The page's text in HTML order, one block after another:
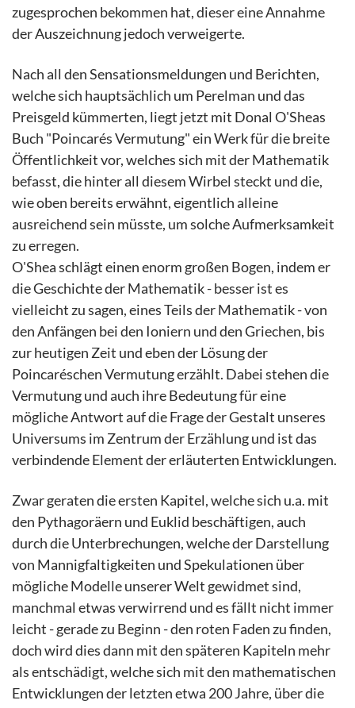
zugesprochen bekommen hat, dieser eine Annahme
der Auszeichnung jedoch verweigerte.
Nach all den Sensationsmeldungen und Berichten,
welche sich hauptsächlich um Perelman und das
Preisgeld kümmerten, liegt jetzt mit Donal O'Sheas
Buch "Poincarés Vermutung" ein Werk für die breite
Öffentlichkeit vor, welches sich mit der Mathematik
befasst, die hinter all diesem Wirbel steckt und die,
wie oben bereits erwähnt, eigentlich alleine
ausreichend sein müsste, um solche Aufmerksamkeit
zu erregen.
O'Shea schlägt einen enorm großen Bogen, indem er
die Geschichte der Mathematik - besser ist es
vielleicht zu sagen, eines Teils der Mathematik - von
den Anfängen bei den Ioniern und den Griechen, bis
zur heutigen Zeit und eben der Lösung der
Poincaréschen Vermutung erzählt. Dabei stehen die
Vermutung und auch ihre Bedeutung für eine
mögliche Antwort auf die Frage der Gestalt unseres
Universums im Zentrum der Erzählung und ist das
verbindende Element der erläuterten Entwicklungen.
Zwar geraten die ersten Kapitel, welche sich u.a. mit
den Pythagoräern und Euklid beschäftigen, auch
durch die Unterbrechungen, welche der Darstellung
von Mannigfaltigkeiten und Spekulationen über
mögliche Modelle unserer Welt gewidmet sind,
manchmal etwas verwirrend und es fällt nicht immer
leicht - gerade zu Beginn - den roten Faden zu finden,
doch wird dies dann mit den späteren Kapiteln mehr
als entschädigt, welche sich mit den mathematischen
Entwicklungen der letzten etwa 200 Jahre, über die